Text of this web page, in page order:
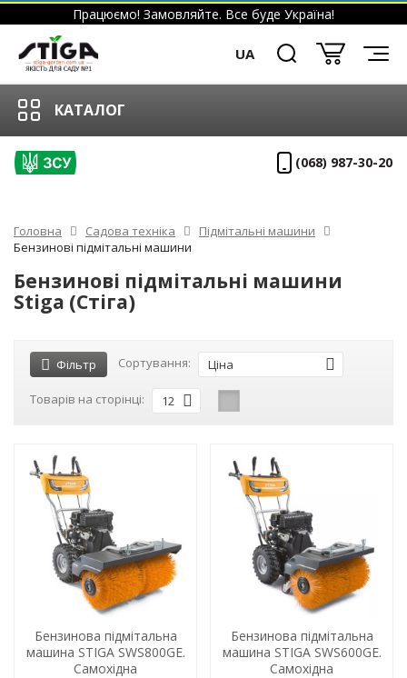
Працюємо! Замовляйте. Все буде Україна!
UA
КАТАЛОГ
(068) 987-30-20
Головна Садова техніка
Підмітальні машини
Бензинові підмітальні машини
Бензинові підмітальні машини
Stiga (Стіга)
Фільтр Сортування: Ціна
Товарів на сторінці: 12
Бензинова підмітальна
машина STIGA SWS800GE.
Самохідна
Бензинова підмітальна
машина STIGA SWS600GE.
Самохідна